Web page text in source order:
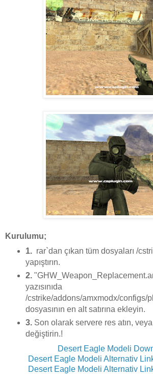
Kurulumu;
1.rar`dan çıkan tüm dosyaları /
yapıştırın.
2.
yazısınıda
/cstrike/addons/amxmodx/configs/
dosyasının en alt satırına ekleyin.
3.Son olarak servere res atın,
değiştirin.!
Desert Eagle Modeli
Desert Eagle Modeli Alternativ
Desert Eagle Modeli Alternativ